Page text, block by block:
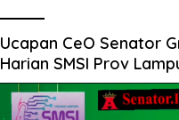
Ucapan CeO Senator
Harian SMSI Prov